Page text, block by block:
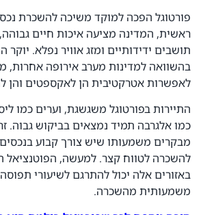
פורטוגל הפכה למוקד משיכה להשכרת
ראשית, המדינה מציעה איכות חיים
תושבים ידידותיים ומזג אוויר נפלא.
בהשוואה למדינות מערב אירופה אחרות,
לאפשרות אטרקטיבית הן לאקספטים והן
התיירות בפורטוגל משגשגת, וערים כמו
כמו אלגרבה תמיד נמצאים בביקוש גבוה.
מבקרים משמעותו שיש צורך קבוע
להשכרה לטווח קצר. למעשה, הפוטנציאל
באזורים אלה יכול להתרגם לשיעורי
משמעותית מהשכרה.